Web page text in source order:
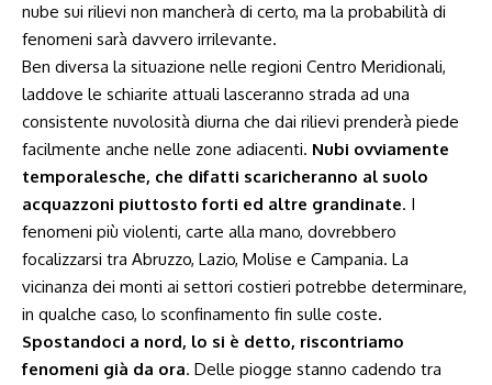
nube sui rilievi non mancherà di certo, ma la probabilità di
fenomeni sarà davvero irrilevante.
Ben diversa la situazione nelle regioni Centro Meridionali,
laddove le schiarite attuali lasceranno strada ad una
consistente nuvolosità diurna che dai rilievi prenderà piede
facilmente anche nelle zone adiacenti. Nubi ovviamente
temporalesche, che difatti scaricheranno al suolo
acquazzoni piuttosto forti ed altre grandinate. I
fenomeni più violenti, carte alla mano, dovrebbero
focalizzarsi tra Abruzzo, Lazio, Molise e Campania. La
vicinanza dei monti ai settori costieri potrebbe determinare,
in qualche caso, lo sconfinamento fin sulle coste.
Spostandoci a nord, lo si è detto, riscontriamo
fenomeni già da ora. Delle piogge stanno cadendo tra